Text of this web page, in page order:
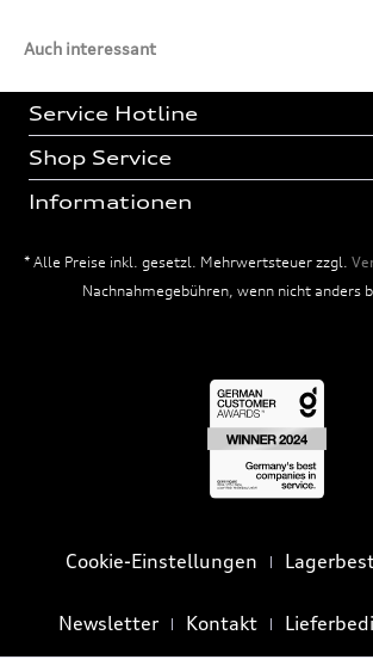
Auch interessant
Service Hotline
Shop Service
Informationen
* Alle Preise inkl. gesetzl. Mehrwertsteuer zzgl.
Nachnahmegebühren, wenn nicht anders
Cookie-Einstellungen
Newsletter Kontakt